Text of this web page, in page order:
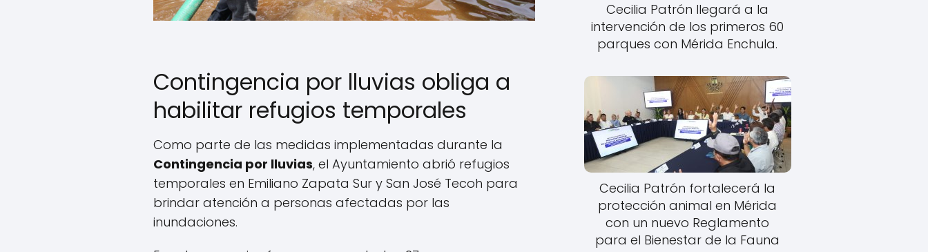
Contingencia por lluvias obliga a
habilitar refugios temporales
Como parte de las medidas implementadas durante la
Contingencia por lluvias, el Ayuntamiento abrió refugios
temporales en Emiliano Zapata Sur y San José Tecoh para
brindar atención a personas afectadas por las
inundaciones.
Cecilia Patrón llegará a la
intervención de los primeros 60
parques con Mérida Enchula.
Cecilia Patrón fortalecerá la
protección animal en Mérida
con un nuevo Reglamento
para el Bienestar de la Fauna